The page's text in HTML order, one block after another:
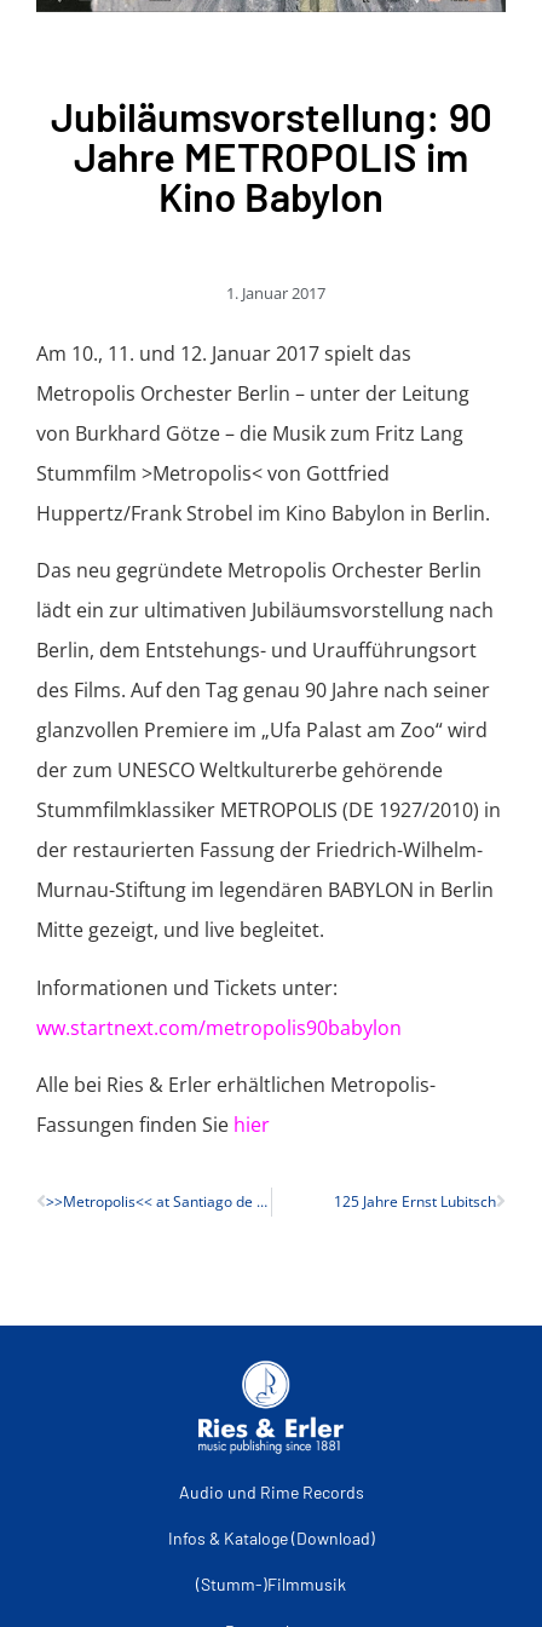
Jubiläumsvorstellung: 90
Jahre METROPOLIS im
Kino Babylon
1. Januar 2017
Am 10., 11. und 12. Januar 2017 spielt das
Metropolis Orchester Berlin – unter der Leitung
von Burkhard Götze – die Musik zum Fritz Lang
Stummfilm >Metropolis< von Gottfried
Huppertz/Frank Strobel im Kino Babylon in Berlin.
Das neu gegründete Metropolis Orchester Berlin
lädt ein zur ultimativen Jubiläumsvorstellung nach
Berlin, dem Entstehungs- und Uraufführungsort
des Films. Auf den Tag genau 90 Jahre nach seiner
glanzvollen Premiere im „Ufa Palast am Zoo“ wird
der zum UNESCO Weltkulturerbe gehörende
Stummfilmklassiker METROPOLIS (DE 1927/2010) in
der restaurierten Fassung der Friedrich-Wilhelm-
Murnau-Stiftung im legendären BABYLON in Berlin
Mitte gezeigt, und live begleitet.
Informationen und Tickets unter:
ww.startnext.com/metropolis90babylon
Alle bei Ries & Erler erhältlichen Metropolis-
Fassungen finden Sie hier
>>Metropolis<< at Santiago de Compostela/Spain 125 Jahre Ernst Lubitsch
Audio und Rime Records
Infos & Kataloge (Download)
(Stumm-)Filmmusik